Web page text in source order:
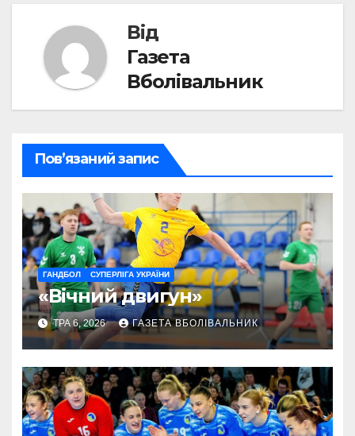
Від
Газета
Вболівальник
Пов’язаний запис
ГАНДБОЛ СУПЕРЛІГА УКРАЇНИ
«Вічний двигун»
ТРА 6, 2026 ГАЗЕТА ВБОЛІВАЛЬНИК